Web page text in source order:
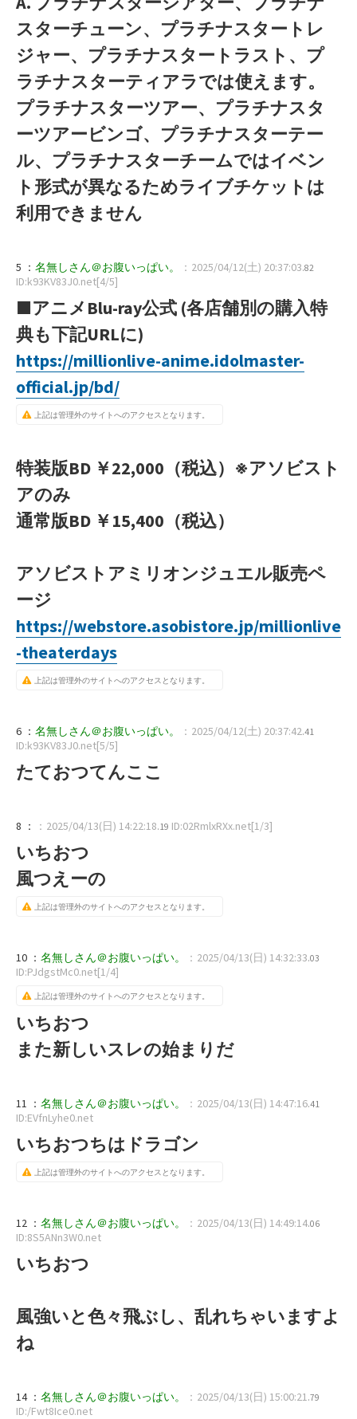
スターチューン、プラチナスタートレ
ジャー、プラチナスタートラスト、プ
ラチナスターティアラでは使えます。
プラチナスターツアー、プラチナスタ
ーツアービンゴ、プラチナスターテー
ル、プラチナスターチームではイベン
ト形式が異なるためライブチケットは
利用できません
5 ： 名無しさん＠お腹いっぱい。 ：2025/04/12(土) 20:37:03.82
ID:k93KV83J0.net[4/5]
■アニメBlu-ray公式 (各店舗別の購入特
典も下記URLに)
https://millionlive-anime.idolmaster-
official.jp/bd/
上記は管理外のサイトへのアクセスとなります。
特装版BD ￥22,000（税込）※アソビスト
アのみ
通常版BD ￥15,400（税込）
アソビストアミリオンジュエル販売ペ
ージ
https://webstore.asobistore.jp/millionlive
-theaterdays
上記は管理外のサイトへのアクセスとなります。
6 ： 名無しさん＠お腹いっぱい。 ：2025/04/12(土) 20:37:42.41
ID:k93KV83J0.net[5/5]
たておつてんここ
8 ： ：2025/04/13(日) 14:22:18.19 ID:02RmlxRXx.net[1/3]
いちおつ
風つえーの
上記は管理外のサイトへのアクセスとなります。
10 ： 名無しさん＠お腹いっぱい。 ：2025/04/13(日) 14:32:33.03
ID:PJdgstMc0.net[1/4]
上記は管理外のサイトへのアクセスとなります。
いちおつ
また新しいスレの始まりだ
11 ： 名無しさん＠お腹いっぱい。 ：2025/04/13(日) 14:47:16.41
ID:EVfnLyhe0.net
いちおつちはドラゴン
上記は管理外のサイトへのアクセスとなります。
12 ： 名無しさん＠お腹いっぱい。 ：2025/04/13(日) 14:49:14.06
ID:8S5ANn3W0.net
いちおつ
風強いと色々飛ぶし、乱れちゃいますよ
ね
14 ： 名無しさん＠お腹いっぱい。 ：2025/04/13(日) 15:00:21 .79
ID:/Fwt8Ice0.net